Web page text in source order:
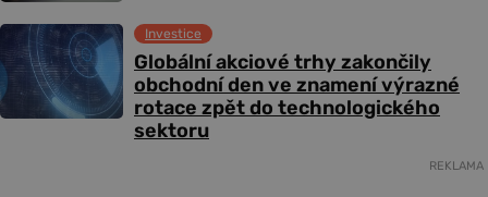
Globální akciové trhy zakončily
obchodní den ve znamení výrazné
rotace zpět do technologického
sektoru
Investice
REKLAMA